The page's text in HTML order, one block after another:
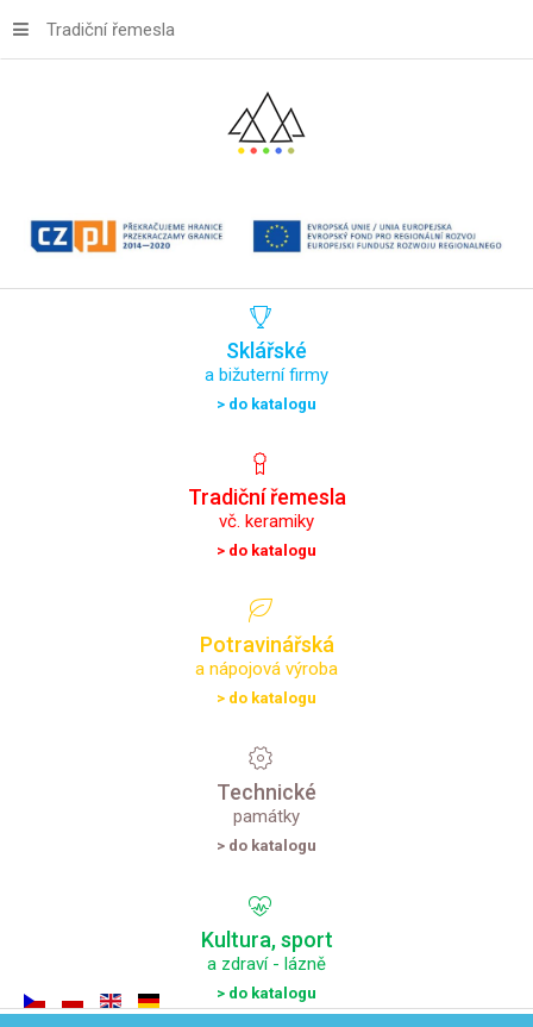
Tradiční řemesla
Sklářské
a bižuterní firmy
> do katalogu
Tradiční řemesla
vč. keramiky
> do katalogu
Potravinářská
a nápojová výroba
> do katalogu
Technické
památky
> do katalogu
Kultura, sport
a zdraví - lázně
> do katalogu